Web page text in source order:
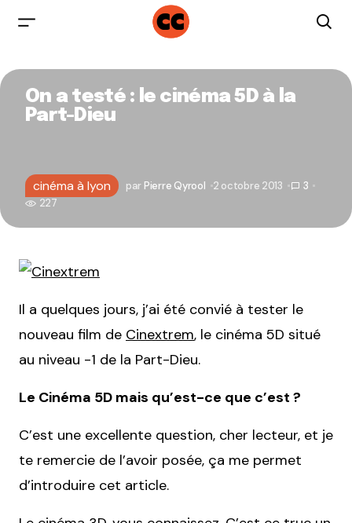
On a testé : le cinéma 5D à la
Part-Dieu
cinéma à lyon par Pierre Qyrool 2 octobre 2013
3
227
Il a quelques jours, j’ai été convié à tester le
nouveau film de Cinextrem, le cinéma 5D situé
au niveau -1 de la Part-Dieu.
Le Cinéma 5D mais qu’est-ce que c’est ?
C’est une excellente question, cher lecteur, et je
te remercie de l’avoir posée, ça me permet
d’introduire cet article.